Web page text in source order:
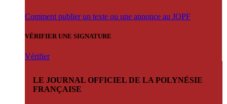
Comment publier un texte ou une annonce au JOPF
VÉRIFIER UNE SIGNATURE
Vérifier
LE JOURNAL OFFICIEL DE LA POLYNÉSIE
FRANÇAISE